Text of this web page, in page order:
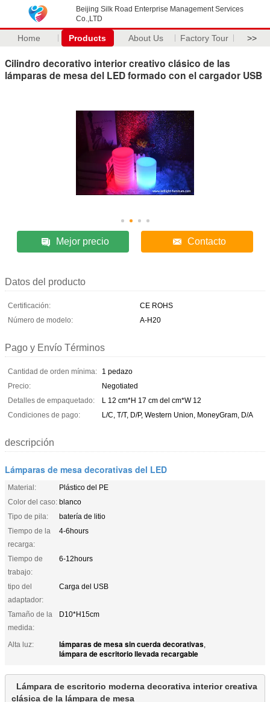
Beijing Silk Road Enterprise Management Services
Co.,LTD
Home Products About Us Factory Tour >>
Cilindro decorativo interior creativo clásico de las
lámparas de mesa del LED formado con el cargador USB
Mejor precio Contacto
Datos del producto
Certificación:
CE ROHS
Número de modelo:
A-H20
Pago y Envío Términos
Cantidad de orden mínima:
1 pedazo
Precio:
Negotiated
Detalles de empaquetado:
L 12 cm*H 17 cm del cm*W 12
Condiciones de pago:
L/C, T/T, D/P, Western Union, MoneyGram, D/A
descripción
Lámparas de mesa decorativas del LED
Material:
Plástico del PE
Color del caso: blanco
Tipo de pila:
batería de litio
Tiempo de la
recarga:
4-6hours
Tiempo de
trabajo:
6-12hours
tipo del
adaptador:
Carga del USB
Tamaño de la
medida:
D10*H15cm
Alta luz: lámparas de mesa sin cuerda decorativas,
lámpara de escritorio llevada recargable
Lámpara de escritorio moderna decorativa interior creativa
clásica de la lámpara de mesa